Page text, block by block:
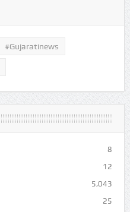
#gujaratinews
8
12
5,043
25